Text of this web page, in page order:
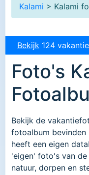
Kalami > Kalami
Bekijk 124
Foto's
Bekijk de
fotoalbum
heeft een eigen
'eigen' foto's van
natuur, dorpen en